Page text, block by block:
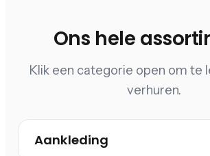
Ons hele
Klik een categorie open om te
verhuren.
Aankleding